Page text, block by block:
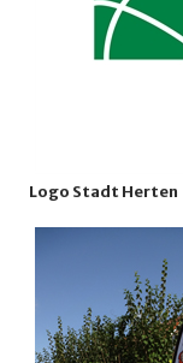
Logo Stadt Herten